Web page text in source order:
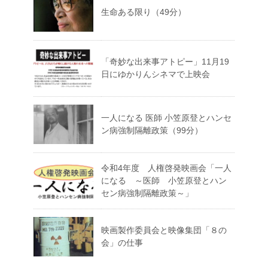
生命ある限り（49分）
「奇妙な出来事アトピー」11月19
日にゆかりんシネマで上映会
一人になる 医師 小笠原登とハンセ
ン病強制隔離政策（99分）
令和4年度 人権啓発映画会「一人
になる ～医師 小笠原登とハン
セン病強制隔離政策～」
映画製作委員会と映像集団「８の
会」の仕事